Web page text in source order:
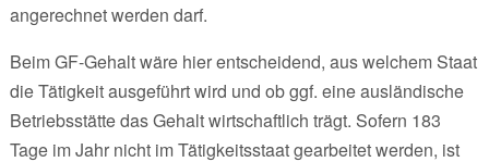
angerechnet werden darf.
Beim GF-Gehalt wäre hier entscheidend, aus welchem Staat
die Tätigkeit ausgeführt wird und ob ggf. eine ausländische
Betriebsstätte das Gehalt wirtschaftlich trägt. Sofern 183
Tage im Jahr nicht im Tätigkeitsstaat gearbeitet werden, ist